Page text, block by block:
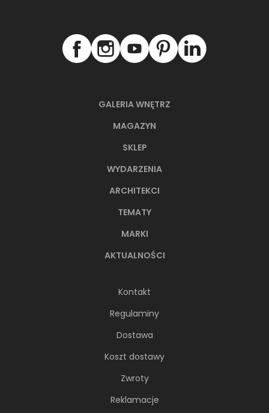
GALERIA WNĘTRZ
MAGAZYN
SKLEP
WYDARZENIA
ARCHITEKCI
TEMATY
MARKI
AKTUALNOŚCI
Kontakt
Regulaminy
Dostawa
Koszt dostawy
Zwroty
Reklamacje